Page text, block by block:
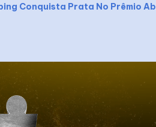
Conquista Prata No Prêmio